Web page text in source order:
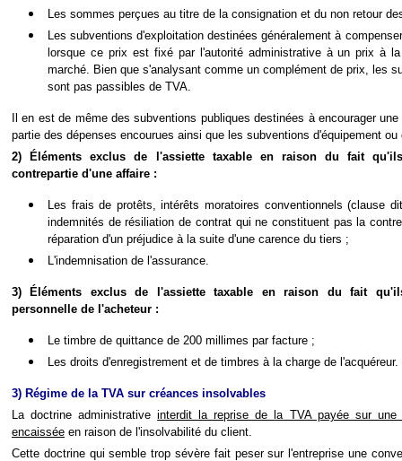
Les sommes perçues au titre de la consignation et du non retour
Les subventions d'exploitation destinées généralement à
lorsque ce prix est fixé par l'autorité administrative à un prix à
marché. Bien que s'analysant comme un complément de prix, les
sont pas passibles de TVA.
Il en est de même des subventions publiques destinées à encourager
partie des dépenses encourues ainsi que les subventions d'équipement ou
2) Éléments exclus de l'assiette taxable en raison du fait
contrepartie d'une affaire :
Les frais de protêts, intérêts moratoires conventionnels (clause
indemnités de résiliation de contrat qui ne constituent pas la
réparation d'un préjudice à la suite d'une carence du tiers ;
L'indemnisation de l'assurance.
3) Éléments exclus de l'assiette taxable en raison du fait
personnelle de l'acheteur :
Le timbre de quittance de 200 millimes par facture ;
Les droits d'enregistrement et de timbres à la charge de l'acquéreur.
3) Régime de la TVA sur créances insolvables
La doctrine administrativeinterdit la reprise de la TVA payée sur
encaissée en raison de l'insolvabilité du client.
Cette doctrine qui semble trop sévère fait peser sur l'entreprise une